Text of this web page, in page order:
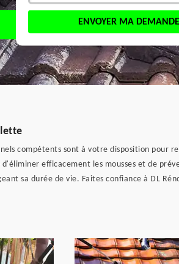
compétents sont à votre disposition pour
efficacement les mousses et de
sa durée de vie. Faites confiance à DL